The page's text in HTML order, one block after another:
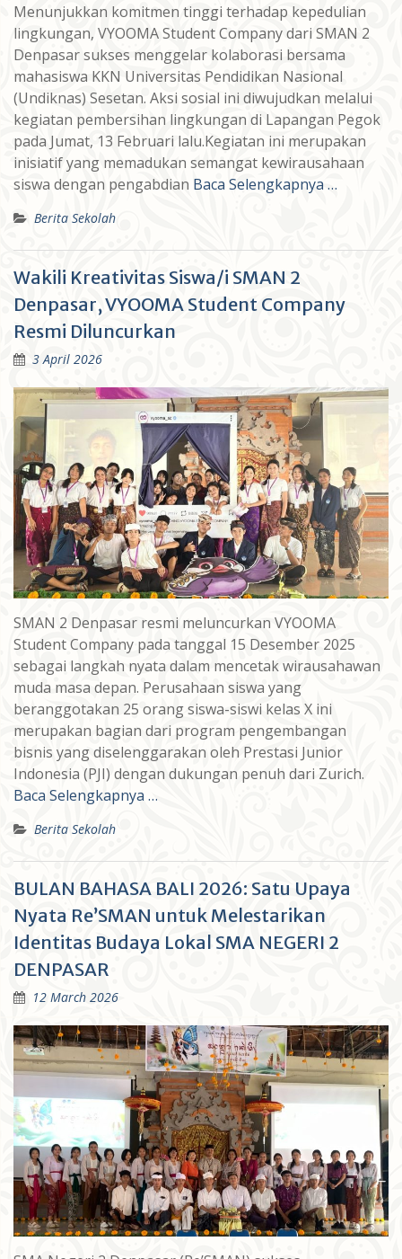
Menunjukkan komitmen tinggi terhadap kepedulian
lingkungan, VYOOMA Student Company dari SMAN 2
Denpasar sukses menggelar kolaborasi bersama
mahasiswa KKN Universitas Pendidikan Nasional
(Undiknas) Sesetan. Aksi sosial ini diwujudkan melalui
kegiatan pembersihan lingkungan di Lapangan Pegok
pada Jumat, 13 Februari lalu.Kegiatan ini merupakan
inisiatif yang memadukan semangat kewirausahaan
siswa dengan pengabdian Baca Selengkapnya …
Berita Sekolah
Wakili Kreativitas Siswa/i SMAN 2
Denpasar, VYOOMA Student Company
Resmi Diluncurkan
3 April 2026
SMAN 2 Denpasar resmi meluncurkan VYOOMA
Student Company pada tanggal 15 Desember 2025
sebagai langkah nyata dalam mencetak wirausahawan
muda masa depan. Perusahaan siswa yang
beranggotakan 25 orang siswa-siswi kelas X ini
merupakan bagian dari program pengembangan
bisnis yang diselenggarakan oleh Prestasi Junior
Indonesia (PJI) dengan dukungan penuh dari Zurich.
Baca Selengkapnya …
Berita Sekolah
BULAN BAHASA BALI 2026: Satu Upaya
Nyata Re’SMAN untuk Melestarikan
Identitas Budaya Lokal SMA NEGERI 2
DENPASAR
12 March 2026